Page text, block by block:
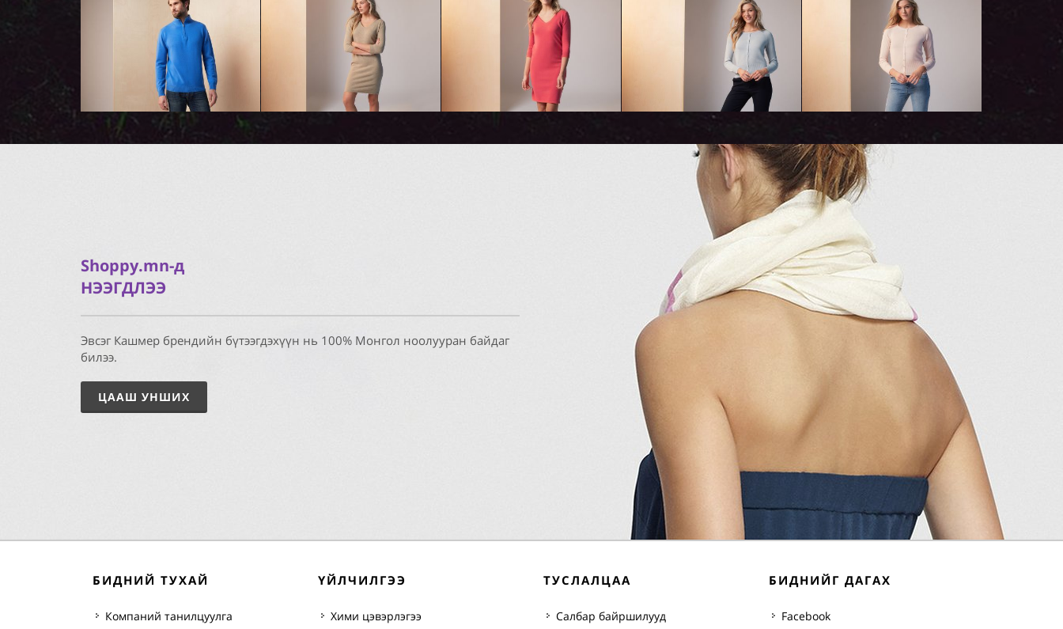
Shoppy.mn-д
НЭЭГДЛЭЭ
Эвсэг Кашмер брендийн бүтээгдэхүүн нь 100% Монгол ноолууран байдаг
билээ.
ЦААШ УНШИХ
БИДНИЙ ТУХАЙ
Компаний танилцуулга
ҮЙЛЧИЛГЭЭ
Хими цэвэрлэгээ
ТУСЛАЛЦАА
Салбар байршилууд
БИДНИЙГ ДАГАХ
Facebook